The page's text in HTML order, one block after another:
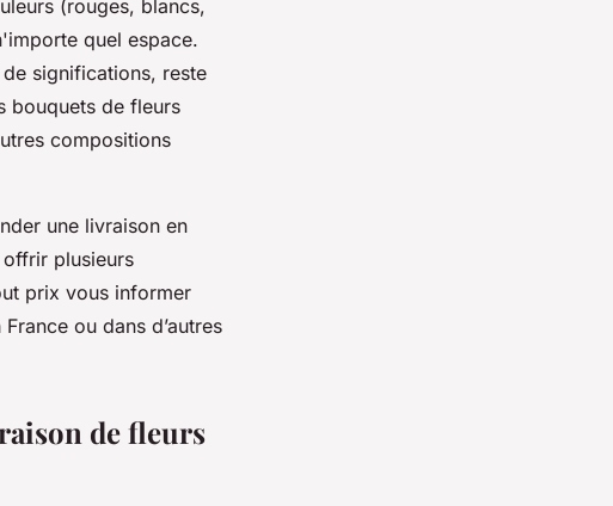
(rouges, blancs,
quel espace.
significations, reste
bouquets de fleurs
compositions
une livraison en
plusieurs
prix vous informer
ou dans d’autres
de fleurs